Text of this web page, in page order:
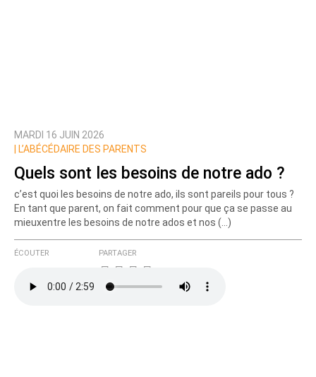
Prévenez-moi de tous les nouveaux commentaires
MARDI 16 JUIN 2026
L’ABÉCÉDAIRE DES PARENTS
Quels sont les besoins de notre ado ?
c’est quoi les besoins de notre ado, ils sont pareils pour tous ?
En tant que parent, on fait comment pour que ça se passe au
mieuxentre les besoins de notre ados et nos (…)
ÉCOUTER PARTAGER